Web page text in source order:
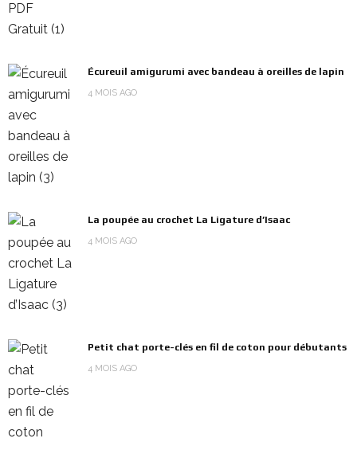
Écureuil amigurumi avec bandeau à oreilles de lapin
4 MOIS AGO
La poupée au crochet La Ligature d’Isaac
4 MOIS AGO
Petit chat porte-clés en fil de coton pour débutants
4 MOIS AGO